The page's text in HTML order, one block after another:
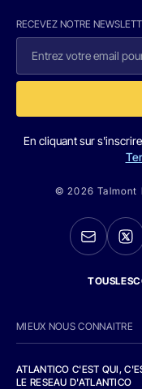
RECEVEZ NOTRE
En cliquant sur
© 2026 Talmont
MIEUX NOUS CONNAITRE
ATLANTICO C'EST QUI,
LE RESEAU D'ATLANTICO